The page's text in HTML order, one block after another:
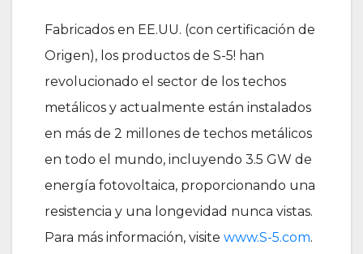
Fabricados en EE.UU. (con certificación de
Origen), los productos de S-5! han
revolucionado el sector de los techos
metálicos y actualmente están instalados
en más de 2 millones de techos metálicos
en todo el mundo, incluyendo 3.5 GW de
energía fotovoltaica, proporcionando una
resistencia y una longevidad nunca vistas.
Para más información, visite www.S-5.com.